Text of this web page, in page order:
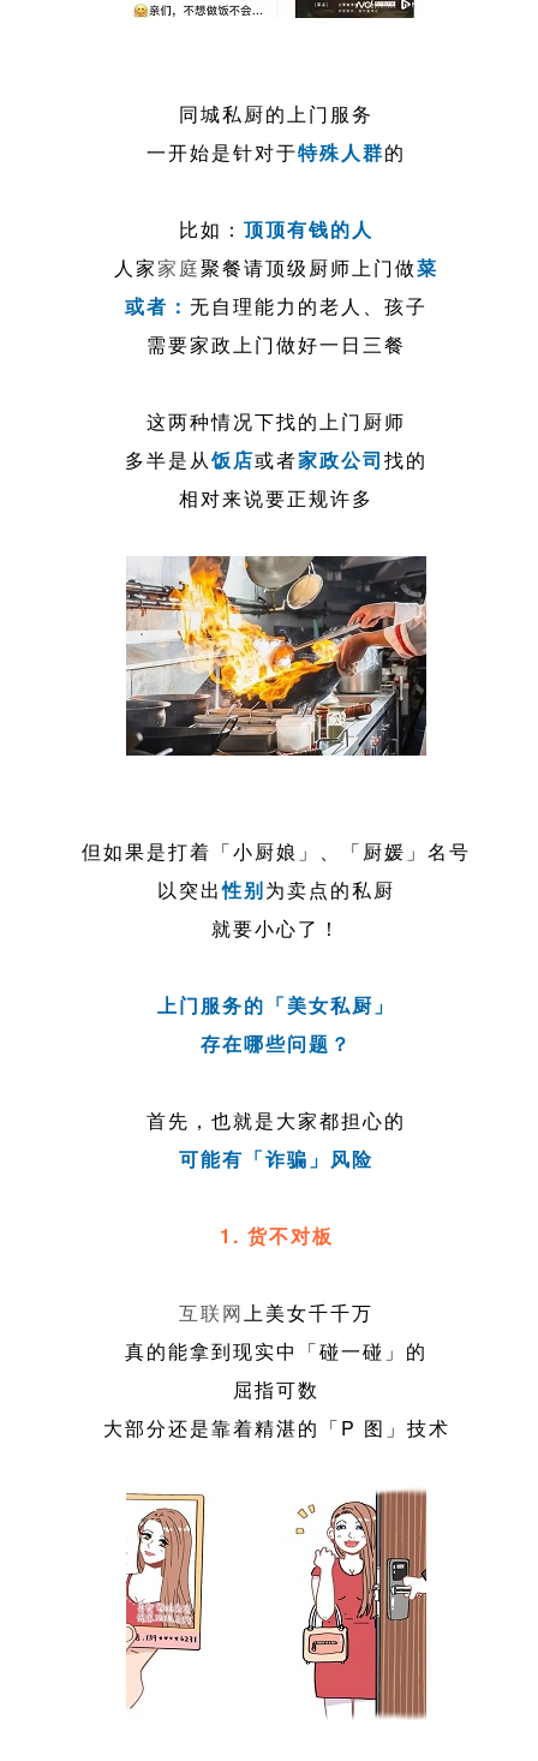
同城私厨的上门服务
一开始是针对于特殊人群的
比如：顶顶有钱的人
人家家庭聚餐请顶级厨师上门做菜
或者：无自理能力的老人、孩子
需要家政上门做好一日三餐
这两种情况下找的上门厨师
多半是从饭店或者家政公司找的
相对来说要正规许多
但如果是打着「小厨娘」、「厨媛」名号
以突出性别为卖点的私厨
就要小心了！
上门服务的「美女私厨」
存在哪些问题？
首先，也就是大家都担心的
可能有「诈骗」风险
1. 货不对板
互联网上美女千千万
真的能拿到现实中「碰一碰」的
屈指可数
大部分还是靠着精湛的「P 图」技术